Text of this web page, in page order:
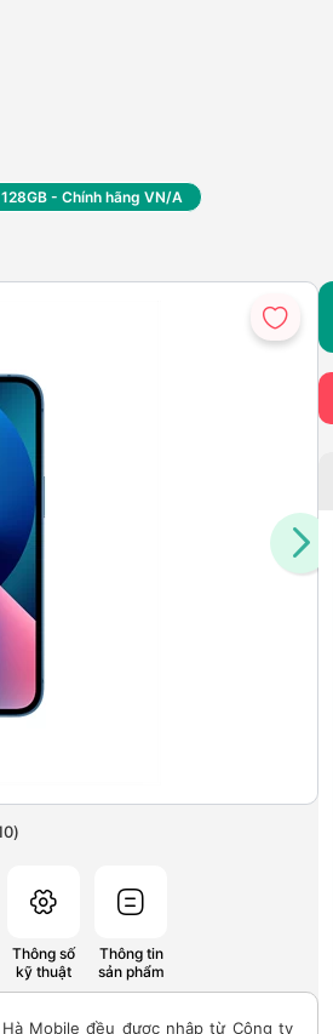
- Chính hãng VN/A
)
Thông số
kỹ thuật
Thông tin
sản phẩm
Mobile đều được nhập từ Công ty